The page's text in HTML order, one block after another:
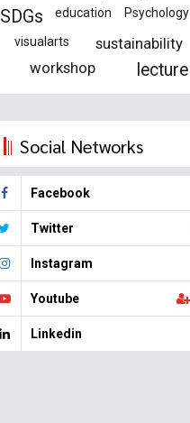
SDGs education Psychology
visualarts
sustainability
workshop
lecture
Social Networks
Facebook
Twitter
Instagram
Youtube
Linkedin